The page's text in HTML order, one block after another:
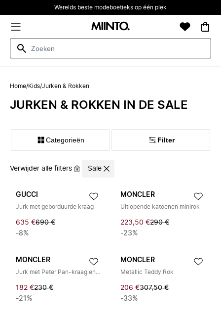
Werelds beste modeboetieks op één plek
Home/Kids/Jurken & Rokken
JURKEN & ROKKEN IN DE SALE
Categorieën Filter
Verwijder alle filters Sale
GUCCI
Jurk met geborduurde kraag
635 €690 €
-8%
MONCLER
Uitlopende katoenen minirok
223,50 €290 €
-23%
MONCLER
Jurk met Peter Pan-kraag en ruches
182 €230 €
-21%
MONCLER
Metallic Teddy Rok
206 €307,50 €
-33%